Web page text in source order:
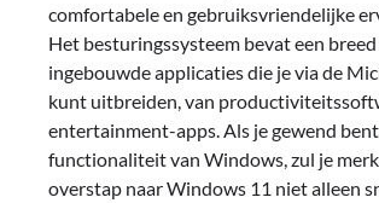
comfortabele en gebruiksvriendelijke
Het besturingssysteem bevat een breed
ingebouwde applicaties die je via de
kunt uitbreiden, van
entertainment-apps. Als je gewend
functionaliteit van Windows, zul je
overstap naar Windows 11 niet alleen